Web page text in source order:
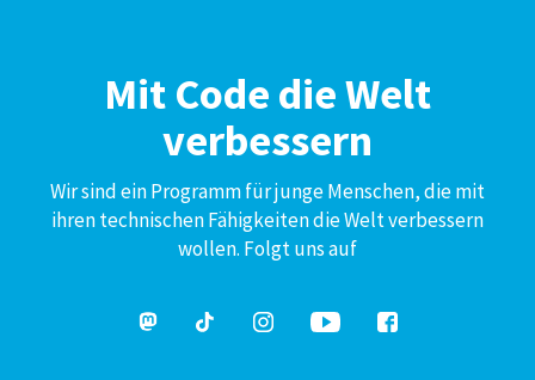
Mit Code die Welt
verbessern
Wir sind ein Programm für junge Menschen, die mit
ihren technischen Fähigkeiten die Welt verbessern
wollen. Folgt uns auf